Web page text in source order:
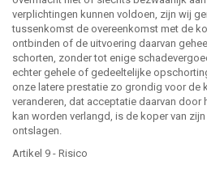
verplichtingen kunnen voldoen, zijn wij
tussenkomst de overeenkomst met de
ontbinden of de uitvoering daarvan
schorten, zonder tot enige
echter gehele of gedeeltelijke
onze latere prestatie zo grondig voor de
veranderen, dat acceptatie daarvan door
kan worden verlangd, is de koper van
ontslagen.
Artikel 9 - Risico